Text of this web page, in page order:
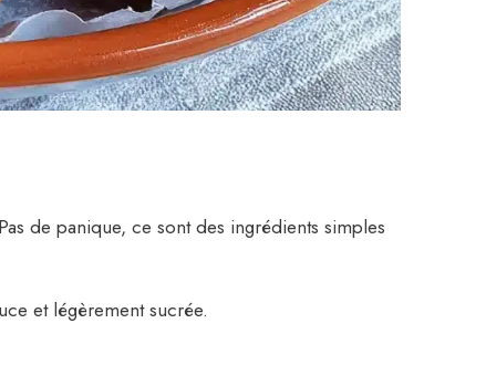
de panique, ce sont des ingrédients simples
et légèrement sucrée.